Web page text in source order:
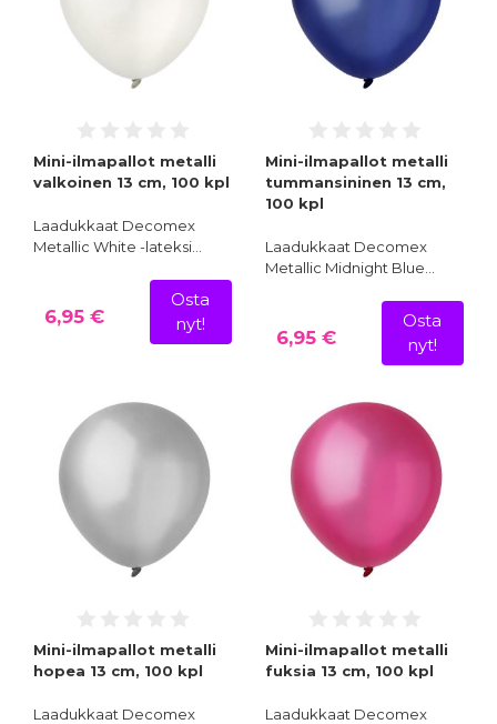
Mini-ilmapallot metalli
valkoinen 13 cm, 100 kpl
Laadukkaat Decomex
Metallic White -lateksi…
6,95 €
Osta
nyt!
Mini-ilmapallot metalli
tummansininen 13 cm,
100 kpl
Laadukkaat Decomex
Metallic Midnight Blue…
6,95 €
Osta
nyt!
Mini-ilmapallot metalli
hopea 13 cm, 100 kpl
Laadukkaat Decomex
Mini-ilmapallot metalli
fuksia 13 cm, 100 kpl
Laadukkaat Decomex